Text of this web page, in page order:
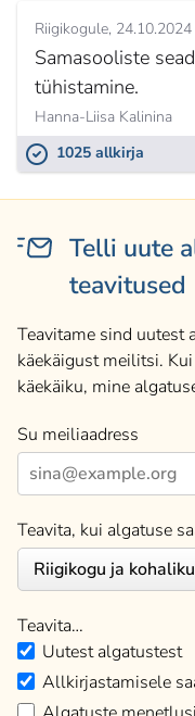
Riigikogule 24.10.2024
Samasooliste
tühistamine.
Hanna-Liisa Kalinina
1025 allkirja
Telli uute
teavitused
Teavitame sind uutest
käekäigust meilitsi.
käekäiku, mine
Su meiliaadress
Teavita, kui algatuse
Teavita…
Uutest algatustest
Allkirjastamisele